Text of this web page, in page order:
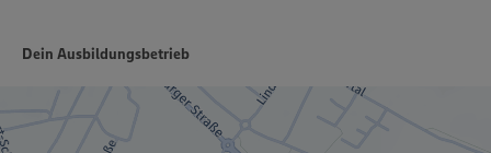
Dein Ausbildungsbetrieb